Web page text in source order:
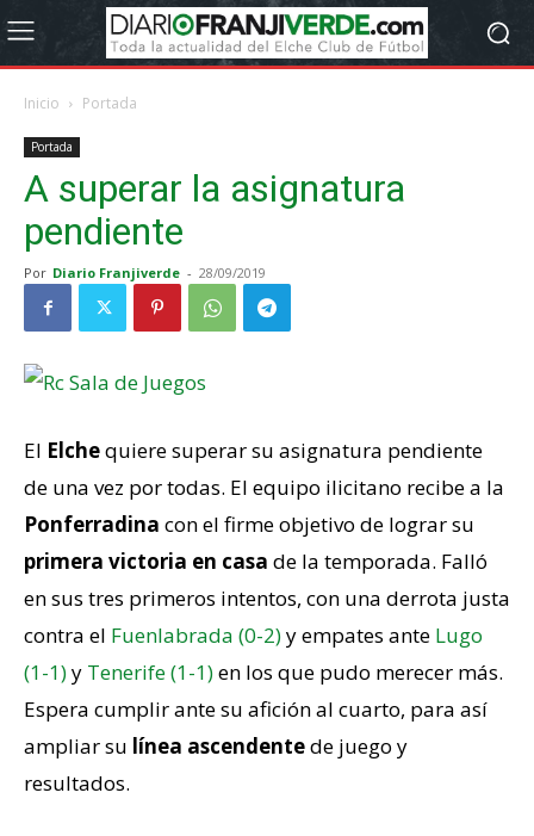
Inicio Portada
Portada
A superar la asignatura
pendiente
Por Diario Franjiverde - 28/09/2019
El Elchequiere superar su asignatura pendiente
de una vez por todas. El equipo ilicitano recibe a la
Ponferradina con el firme objetivo de lograr su
primera victoria en casa de la temporada. Falló
en sus tres primeros intentos, con una derrota justa
contra el Fuenlabrada (0-2)y empates ante Lugo
(1-1)y Tenerife (1-1)en los que pudo merecer más.
Espera cumplir ante su afición al cuarto, para así
ampliar su línea ascendentede juego y
resultados.